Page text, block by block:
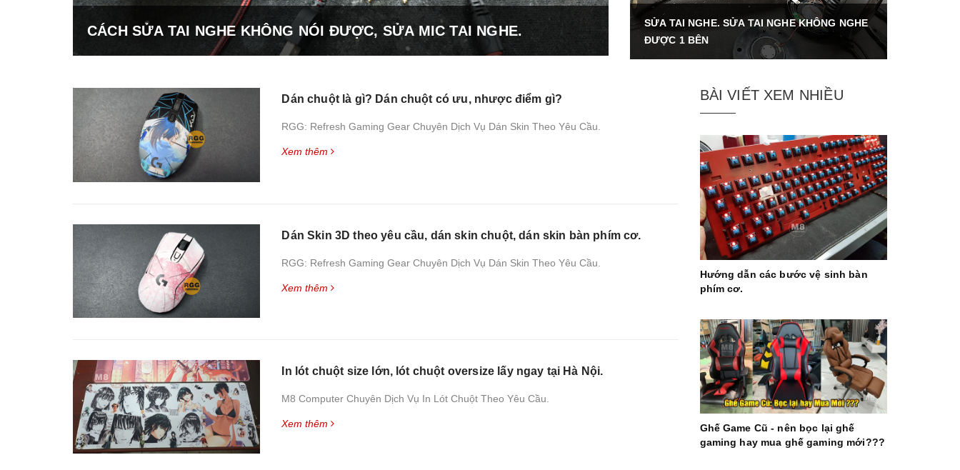
CÁCH SỬA TAI NGHE KHÔNG NÓI ĐƯỢC, SỬA MIC TAI NGHE.
SỬA TAI NGHE. SỬA TAI NGHE KHÔNG NGHE
ĐƯỢC 1 BÊN
Dán chuột là gì? Dán chuột có ưu, nhược điểm gì?
RGG: Refresh Gaming Gear Chuyên Dịch Vụ Dán Skin Theo Yêu Cầu.
Xem thêm
Dán Skin 3D theo yêu cầu, dán skin chuột, dán skin bàn phím cơ.
RGG: Refresh Gaming Gear Chuyên Dịch Vụ Dán Skin Theo Yêu Cầu.
Xem thêm
In lót chuột size lớn, lót chuột oversize lấy ngay tại Hà Nội.
M8 Computer Chuyên Dịch Vụ In Lót Chuột Theo Yêu Cầu.
Xem thêm
BÀI VIẾT XEM NHIỀU
Hướng dẫn các bước vệ sinh bàn
phím cơ.
Ghế Game Cũ - nên bọc lại ghế
gaming hay mua ghế gaming mới???